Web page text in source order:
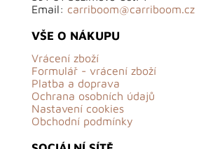
Email: carriboom@carriboom.cz
VŠE O NÁKUPU
Vrácení zboží
Formulář - vrácení zboží
Platba a doprava
Ochrana osobních údajů
Nastavení cookies
Obchodní podmínky